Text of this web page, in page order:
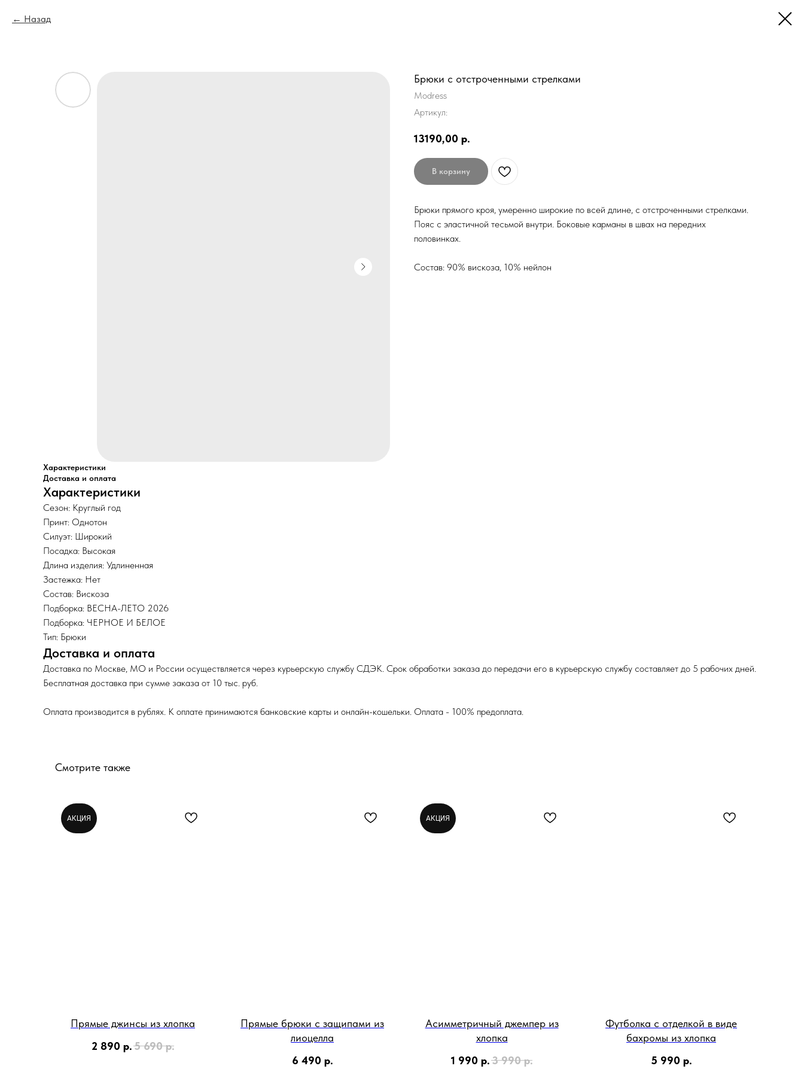
Назад
Брюки с отстроченными стрелками
Modress
Артикул:
13190,00 р.
В корзину
Брюки прямого кроя, умеренно широкие по всей длине, с отстроченными стрелками.
Пояс с эластичной тесьмой внутри. Боковые карманы в швах на передних
половинках.
Состав: 90% вискоза, 10% нейлон
Характеристики
Доставка и оплата
Характеристики
Сезон: Круглый год
Принт: Однотон
Силуэт: Широкий
Посадка: Высокая
Длина изделия: Удлиненная
Застежка: Нет
Состав: Вискоза
Подборка: ВЕСНА-ЛЕТО 2026
Подборка: ЧЕРНОЕ И БЕЛОЕ
Тип: Брюки
Доставка и оплата
Доставка по Москве, МО и России осуществляется через курьерскую службу СДЭК. Срок обработки заказа до передачи его в курьерскую службу составляет до 5 рабочих дней.
Бесплатная доставка при сумме заказа от 10 тыс. руб.
Оплата производится в рублях. К оплате принимаются банковские карты и онлайн-кошельки. Оплата - 100% предоплата.
Смотрите также
АКЦИЯ
Прямые джинсы из хлопка
2 890 р.5 690 р.
Прямые брюки с защипами из
лиоцелла
6 490 р.
АКЦИЯ
Асимметричный джемпер из
хлопка
1 990 р.3 990 р.
Футболка с отделкой в виде
бахромы из хлопка
5 990 р.